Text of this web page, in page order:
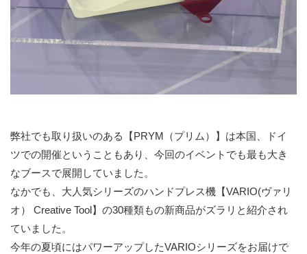
弊社でも取り扱いのある【PRYM（プリム）】は本国、ドイ
ツでの開催ということもあり、今回のイベントでも最も大き
なブースで展開していました。
なかでも、大人気シリーズのハンドプレス機【VARIO(ヴァリ
オ） Creative Tool】の30種類もの新商品がズラリと紹介され
ていました。
今年の夏頃にはパワーアップしたVARIOシリーズをお届けで